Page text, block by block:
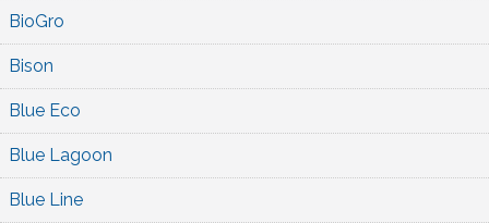
BioGro
Bison
Blue Eco
Blue Lagoon
Blue Line